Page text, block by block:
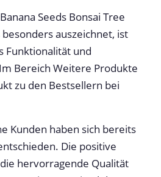
Seeds Bonsai Tree
auszeichnet, ist
Funktionalität und
Bereich Weitere Produkte
zu den Bestsellern bei
Kunden haben sich bereits
Die positive
hervorragende Qualität